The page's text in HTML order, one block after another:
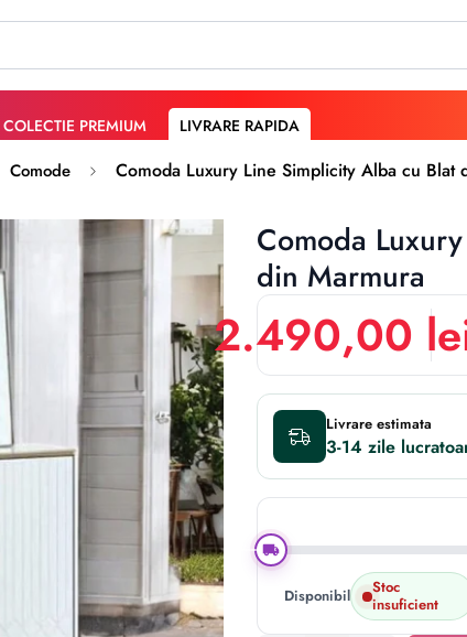
COLECTIE PREMIUM LIVRARE RAPIDA
Comode Comoda Luxury Line Simplicity Alba cu Blat
Comoda
din Marmura
2.490,00
Livrare estimata
3-14 zile
Disponibil:
Stoc
insuficient